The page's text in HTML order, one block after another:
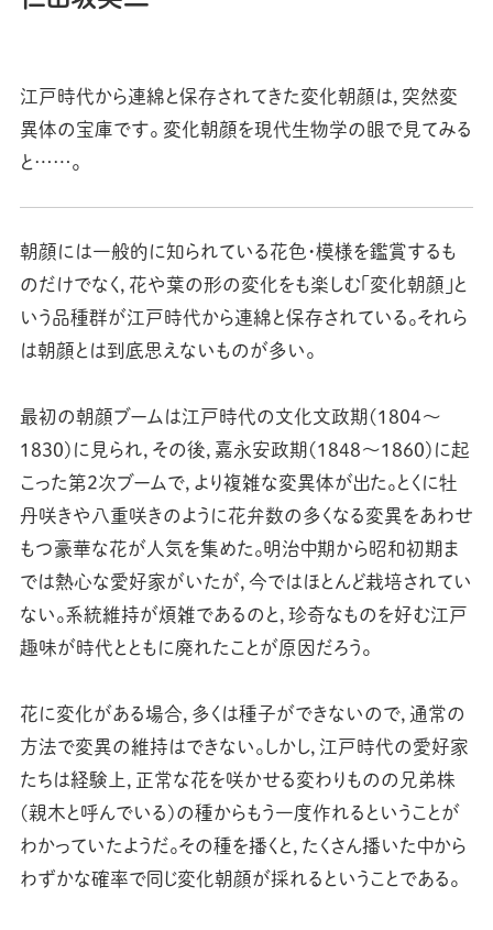
江戸時代から連綿と保存されてきた変化朝顔は，突然変
異体の宝庫です。 変化朝顔を現代生物学の眼で見てみる
と……。
朝顔には一般的に知られている花色・模様を鑑賞するも
のだけでなく，花や葉の形の変化をも楽しむ「変化朝顔」と
いう品種群が江戸時代から連綿と保存されている。それら
は朝顔とは到底思えないものが多い。
最初の朝顔ブームは江戸時代の文化文政期(1804～
1830)に見られ，その後，嘉永安政期(1848～1860)に起
こった第2次ブームで，より複雑な変異体が出た。とくに牡
丹咲きや八重咲きのように花弁数の多くなる変異をあわせ
もつ豪華な花が人気を集めた。明治中期から昭和初期ま
では熱心な愛好家がいたが，今ではほとんど栽培されてい
ない。系統維持が煩雑であるのと，珍奇なものを好む江戸
趣味が時代とともに廃れたことが原因だろう。
花に変化がある場合，多くは種子ができないので，通常の
方法で変異の維持はできない。しかし，江戸時代の愛好家
たちは経験上，正常な花を咲かせる変わりものの兄弟株
(親木と呼んでいる)の種からもう一度作れるということが
わかっていたようだ。その種を播くと，たくさん播いた中から
わずかな確率で同じ変化朝顔が採れるということである。